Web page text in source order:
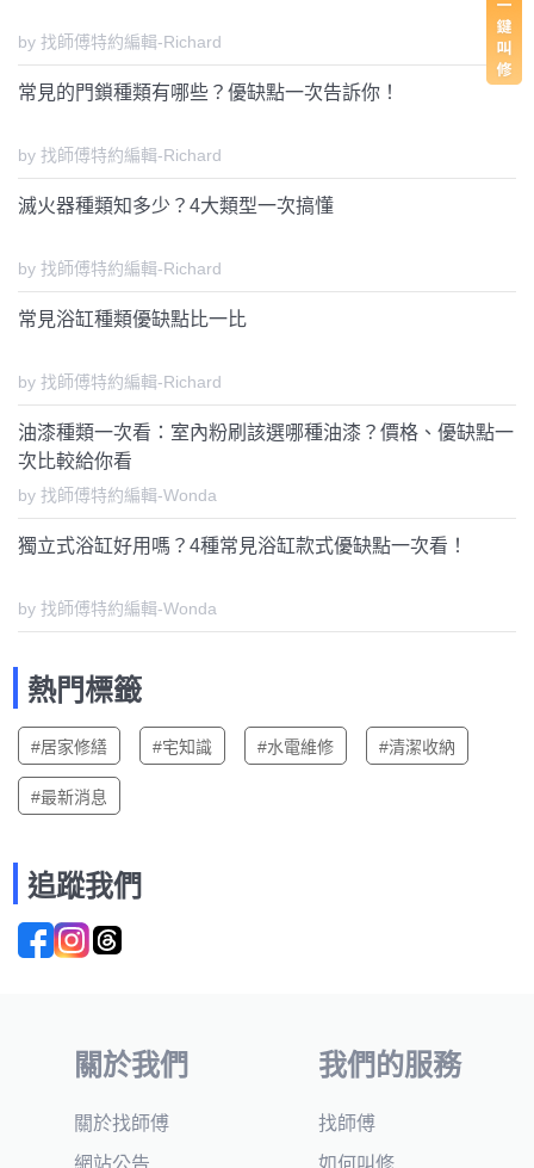
by 找師傅特約編輯-Richard
常見的門鎖種類有哪些？優缺點一次告訴你！
by 找師傅特約編輯-Richard
滅火器種類知多少？4大類型一次搞懂
by 找師傅特約編輯-Richard
常見浴缸種類優缺點比一比
by 找師傅特約編輯-Richard
油漆種類一次看：室內粉刷該選哪種油漆？價格、優缺點一
次比較給你看
by 找師傅特約編輯-Wonda
獨立式浴缸好用嗎？4種常見浴缸款式優缺點一次看！
by 找師傅特約編輯-Wonda
熱門標籤
#居家修繕 #宅知識 #水電維修 #清潔收納
#最新消息
追蹤我們
關於我們
關於找師傅
我們的服務
找師傅